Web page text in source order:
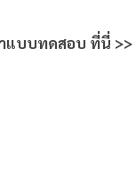
แบบทดสอบ ที่นี่ >>